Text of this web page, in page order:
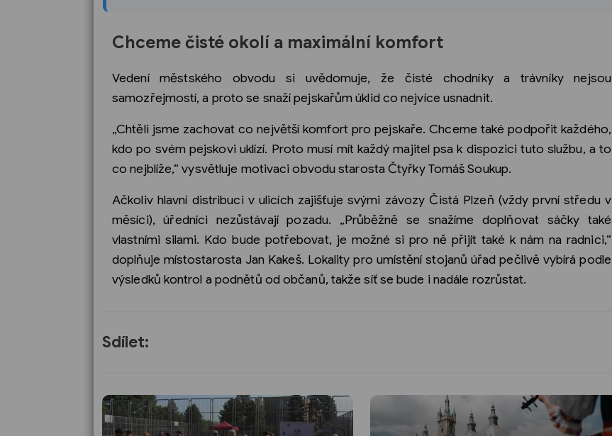
Chceme čisté okolí a maximální komfort
Vedení městského obvodu si uvědomuje, že čisté chodníky a trávníky nejsou
samozřejmostí, a proto se snaží pejskařům úklid co nejvíce usnadnit.
„Chtěli jsme zachovat co největší komfort pro pejskaře. Chceme také podpořit každého,
kdo po svém pejskovi uklízí. Proto musí mít každý majitel psa k dispozici tuto službu, a to
co nejblíže,“ vysvětluje motivaci obvodu starosta Čtyřky Tomáš Soukup.
Ačkoliv hlavní distribuci v ulicích zajišťuje svými závozy Čistá Plzeň (vždy první středu v
měsíci), úředníci nezůstávají pozadu. „Průběžně se snažíme doplňovat sáčky také
vlastními silami. Kdo bude potřebovat, je možné si pro ně přijít také k nám na radnici,“
doplňuje místostarosta Jan Kakeš. Lokality pro umístění stojanů úřad pečlivě vybírá podle
výsledků kontrol a podnětů od občanů, takže síť se bude i nadále rozrůstat.
Sdílet: